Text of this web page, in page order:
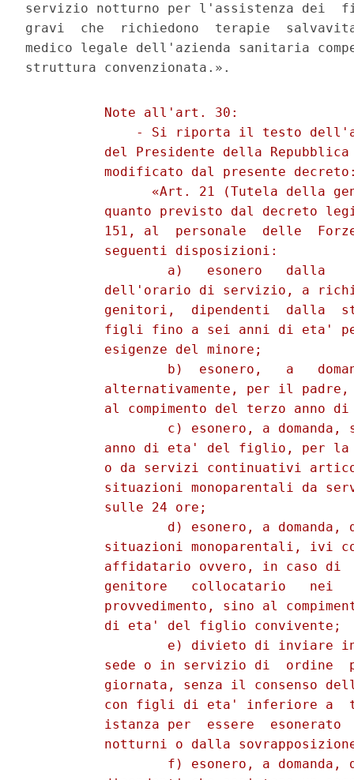
servizio notturno per l'assistenza dei
gravi  che  richiedono  terapie
medico legale dell'azienda sanitaria
          Note all'art. 30:
- Si riporta il testo
del Presidente della
modificato dal presente
«Art. 21 (Tutela della
quanto previsto dal decreto
151, al  personale  delle
          seguenti disposizioni:
a)   esonero   dalla
dell'orario di servizio, a
genitori,  dipendenti  dalla
figli fino a sei anni di eta'
          esigenze del minore;
b)  esonero,   a
alternativamente, per il
al compimento del terzo anno
c) esonero, a domanda,
anno di eta' del figlio, per
o da servizi continuativi
situazioni monoparentali da
          sulle 24 ore;
d) esonero, a domanda,
situazioni monoparentali, ivi
affidatario ovvero, in caso di
genitore   collocatario   nei
provvedimento, sino al
          di eta' del figlio convivente;
e) divieto di inviare
sede o in servizio di  ordine
giornata, senza il consenso
con figli di eta' inferiore a
istanza per  essere  esonerato
notturni o dalla
f) esonero, a domanda,